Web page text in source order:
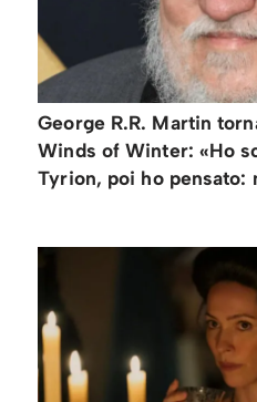
George R.R. Martin
Winds of Winter: «Ho
Tyrion, poi ho pensato: